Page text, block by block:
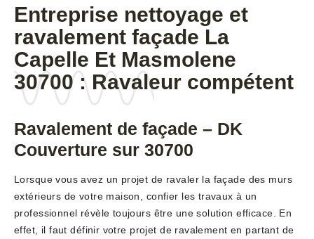
Entreprise nettoyage et
ravalement façade La
Capelle Et Masmolene
30700 : Ravaleur compétent
Ravalement de façade – DK
Couverture sur 30700
Lorsque vous avez un projet de ravaler la façade des murs
extérieurs de votre maison, confier les travaux à un
professionnel révèle toujours être une solution efficace. En
effet, il faut définir votre projet de ravalement en partant de